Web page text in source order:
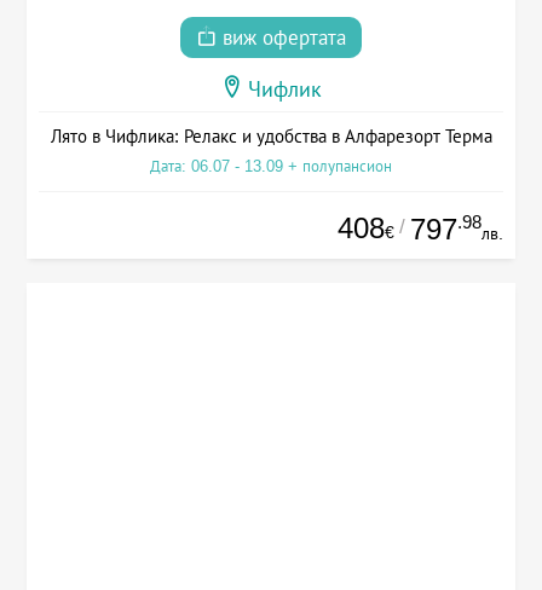
виж офертата
Чифлик
Лято в Чифлика: Релакс и удобства в Алфарезорт Терма
Дата: 06.07 - 13.09 + полупансион
408€ / 797.98
лв.